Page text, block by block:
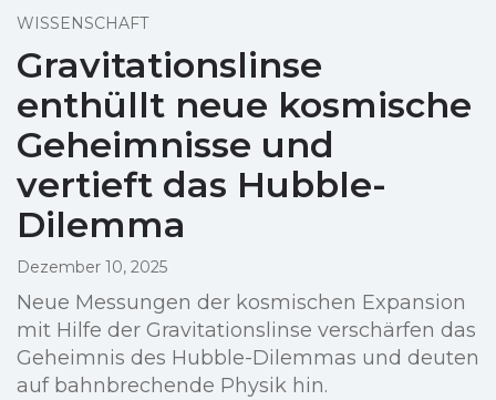
WISSENSCHAFT
Gravitationslinse
enthüllt neue kosmische
Geheimnisse und
vertieft das Hubble-
Dilemma
Dezember 10, 2025
Neue Messungen der kosmischen Expansion
mit Hilfe der Gravitationslinse verschärfen das
Geheimnis des Hubble-Dilemmas und deuten
auf bahnbrechende Physik hin.